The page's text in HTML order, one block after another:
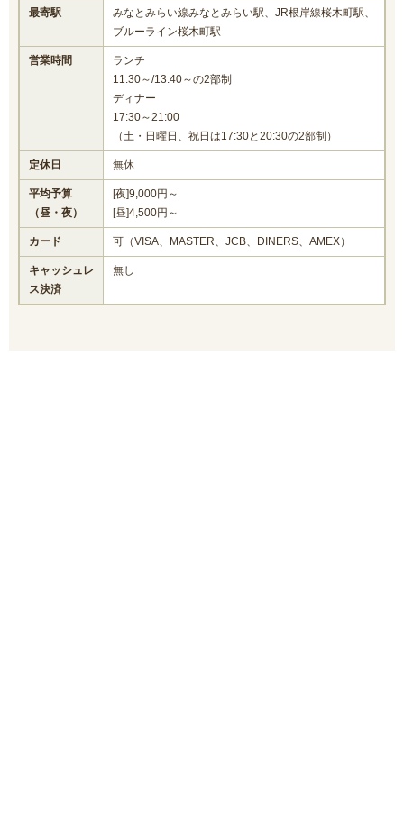
最寄駅
みなとみらい線みなとみらい駅、JR根岸線桜木町駅、
ブルーライン桜木町駅
営業時間
ランチ
11:30～/13:40～の2部制
ディナー
17:30～21:00
（土・日曜日、祝日は17:30と20:30の2部制）
定休日 無休
平均予算
（昼・夜）
[夜]9,000円～
[昼]4,500円～
カード 可（VISA、MASTER、JCB、DINERS、AMEX）
キャッシュレ
ス決済
無し